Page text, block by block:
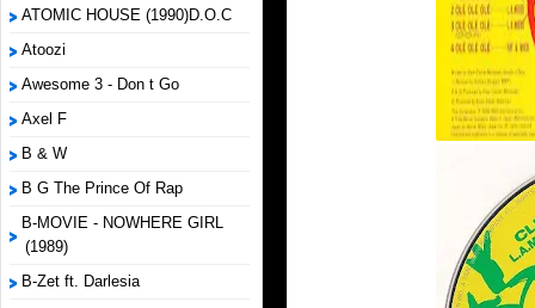
ATOMIC HOUSE (1990)D.O.C
Atoozi
Awesome 3 - Don t Go
Axel F
B & W
B G The Prince Of Rap
B-MOVIE - NOWHERE GIRL
(1989)
B-Zet ft. Darlesia